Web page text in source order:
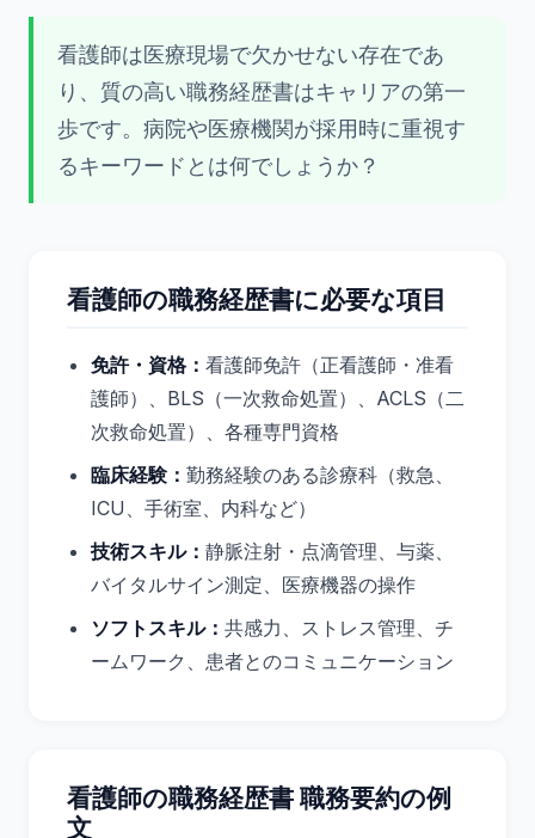
看護師は医療現場で欠かせない存在であ
り、質の高い職務経歴書はキャリアの第一
歩です。病院や医療機関が採用時に重視す
るキーワードとは何でしょうか？
看護師の職務経歴書に必要な項目
免許・資格： 看護師免許（正看護師・准看
護師）、BLS（一次救命処置）、ACLS（二
次救命処置）、各種専門資格
臨床経験： 勤務経験のある診療科（救急、
ICU、手術室、内科など）
技術スキル： 静脈注射・点滴管理、与薬、
バイタルサイン測定、医療機器の操作
ソフトスキル： 共感力、ストレス管理、チ
ームワーク、患者とのコミュニケーション
看護師の職務経歴書 職務要約の例
文